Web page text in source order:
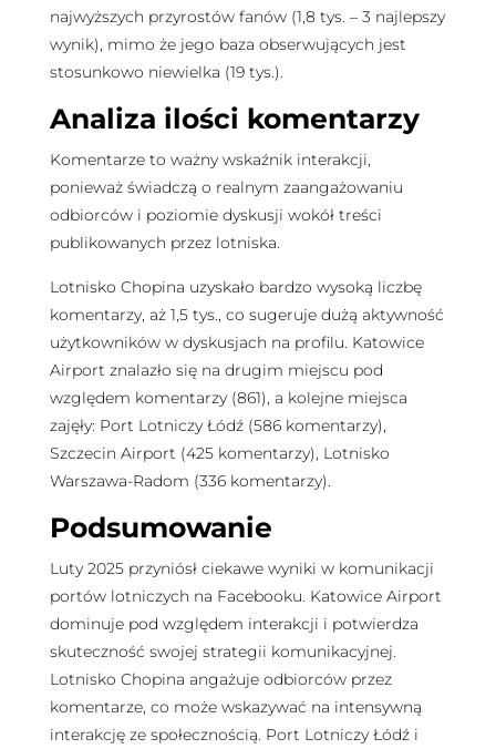
najwyższych przyrostów fanów (1,8 tys. – 3 najlepszy
wynik), mimo że jego baza obserwujących jest
stosunkowo niewielka (19 tys.).
Analiza ilości komentarzy
Komentarze to ważny wskaźnik interakcji,
ponieważ świadczą o realnym zaangażowaniu
odbiorców i poziomie dyskusji wokół treści
publikowanych przez lotniska.
Lotnisko Chopina uzyskało bardzo wysoką liczbę
komentarzy, aż 1,5 tys., co sugeruje dużą aktywność
użytkowników w dyskusjach na profilu. Katowice
Airport znalazło się na drugim miejscu pod
względem komentarzy (861), a kolejne miejsca
zajęły: Port Lotniczy Łódź (586 komentarzy),
Szczecin Airport (425 komentarzy), Lotnisko
Warszawa-Radom (336 komentarzy).
Podsumowanie
Luty 2025 przyniósł ciekawe wyniki w komunikacji
portów lotniczych na Facebooku. Katowice Airport
dominuje pod względem interakcji i potwierdza
skuteczność swojej strategii komunikacyjnej.
Lotnisko Chopina angażuje odbiorców przez
komentarze, co może wskazywać na intensywną
interakcję ze społecznością. Port Lotniczy Łódź i